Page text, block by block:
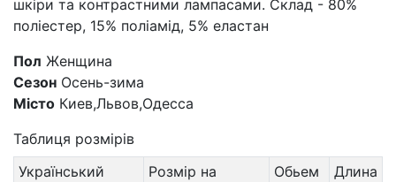
шкіри та контрастними лампасами. Склад - 80%
поліестер, 15% поліамід, 5% еластан
Пол Женщина
Сезон Осень-зима
Місто Киев,Львов,Одесса
Таблиця розмірів
Український
Розмір на
Обьем Длина